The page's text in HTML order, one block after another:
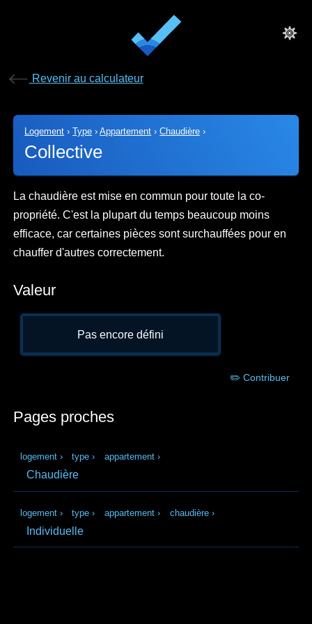
Revenir au calculateur
Logement ›Type ›Appartement ›Chaudière ›
Collective
La chaudière est mise en commun pour toute la co-
propriété. C'est la plupart du temps beaucoup moins
efficace, car certaines pièces sont surchauffées pour en
chauffer d'autres correctement.
Valeur
Pas encore défini
✏️ Contribuer
Pages proches
logement › type › appartement ›
Chaudière
logement › type › appartement › chaudière ›
Individuelle